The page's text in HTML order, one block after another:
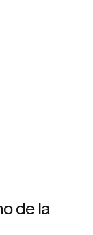
de la